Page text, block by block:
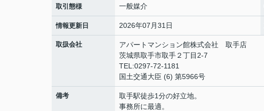
取引態様 一般媒介
情報更新日 2026年07月31日
取扱会社
アパートマンション館株式会社 取手店
茨城県取手市取手２丁目2-7
TEL:0297-72-1181
国土交通大臣 (6) 第5966号
備考
取手駅徒歩1分の好立地。
事務所に最適。